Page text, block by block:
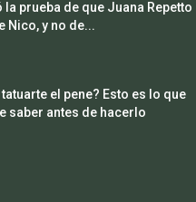
la prueba de que Juana Repetto
Nico, y no de...
el pene? Esto es lo que
saber antes de hacerlo